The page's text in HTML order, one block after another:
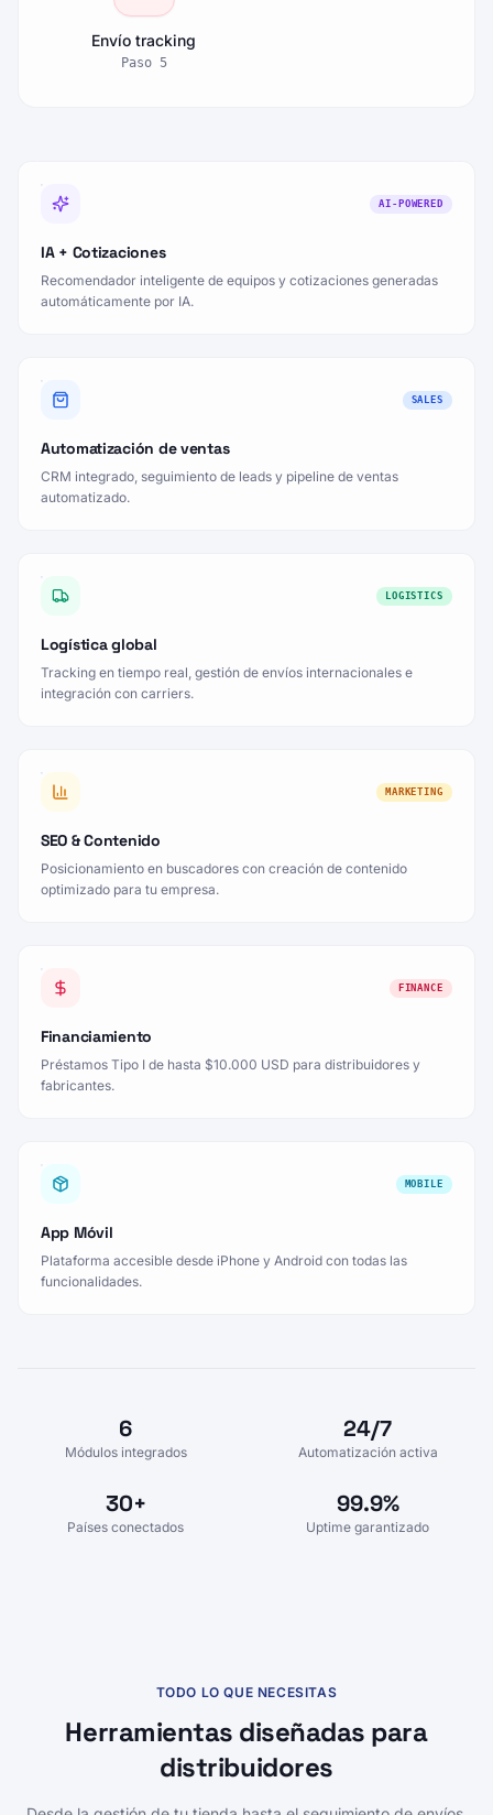
Envío tracking
Paso 5
AI-POWERED
IA + Cotizaciones
Recomendador inteligente de equipos y cotizaciones generadas
automáticamente por IA.
SALES
Automatización de ventas
CRM integrado, seguimiento de leads y pipeline de ventas
automatizado.
LOGISTICS
Logística global
Tracking en tiempo real, gestión de envíos internacionales e
integración con carriers.
MARKETING
SEO & Contenido
Posicionamiento en buscadores con creación de contenido
optimizado para tu empresa.
FINANCE
Financiamiento
Préstamos Tipo I de hasta $10.000 USD para distribuidores y
fabricantes.
MOBILE
App Móvil
Plataforma accesible desde iPhone y Android con todas las
funcionalidades.
6
Módulos integrados
24/7
Automatización activa
30+
Países conectados
99.9%
Uptime garantizado
TODO LO QUE NECESITAS
Herramientas diseñadas para
distribuidores